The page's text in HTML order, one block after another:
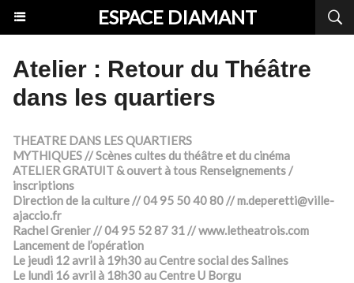
ESPACE DIAMANT
Atelier : Retour du Théâtre
dans les quartiers
THEATRE DANS LES QUARTIERS
MYTHIQUES // Scènes cultes du théâtre et du cinéma
ATELIER GRATUIT & ouvert à tous Renseignements /
inscriptions
Direction de la culture // 04 95 50 40 80 // m.deperetti@ville-
ajaccio.fr
Rachel Grenier // 04 95 52 87 31 // www.letheatrois.com
Lancement de l’opération
Le jeudi 12 avril à 19h30 au Centre social des Salines
Le lundi 16 avril à 18h30 au Centre U Borgu